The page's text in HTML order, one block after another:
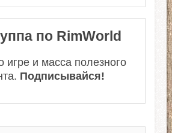
по RimWorld
и масса полезного
Подписывайся!